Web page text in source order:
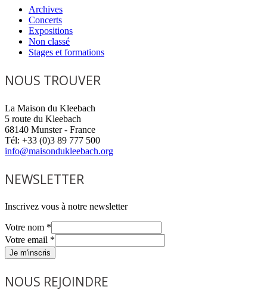
Archives
Concerts
Expositions
Non classé
Stages et formations
NOUS TROUVER
La Maison du Kleebach
5 route du Kleebach
68140 Munster - France
Tél: +33 (0)3 89 777 500
info@maisondukleebach.org
NEWSLETTER
Inscrivez vous à notre newsletter
Votre nom *
Votre email *
Je m'inscris
NOUS REJOINDRE